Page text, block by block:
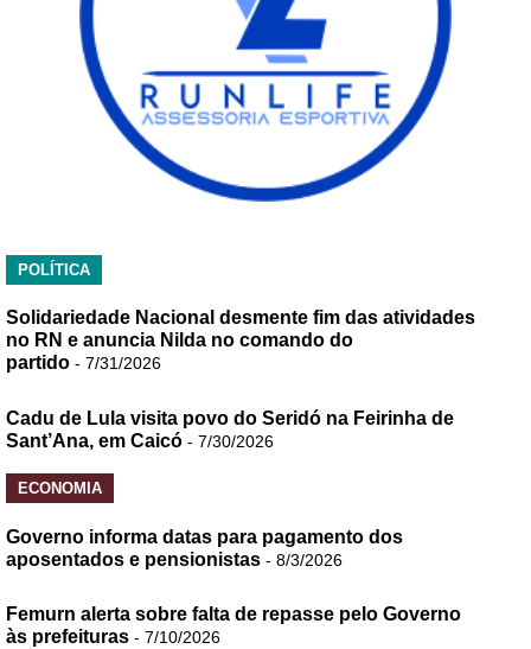
POLÍTICA
Solidariedade Nacional desmente fim das atividades
no RN e anuncia Nilda no comando do
partido - 7/31/2026
Cadu de Lula visita povo do Seridó na Feirinha de
Sant’Ana, em Caicó - 7/30/2026
ECONOMIA
Governo informa datas para pagamento dos
aposentados e pensionistas - 8/3/2026
Femurn alerta sobre falta de repasse pelo Governo
às prefeituras - 7/10/2026